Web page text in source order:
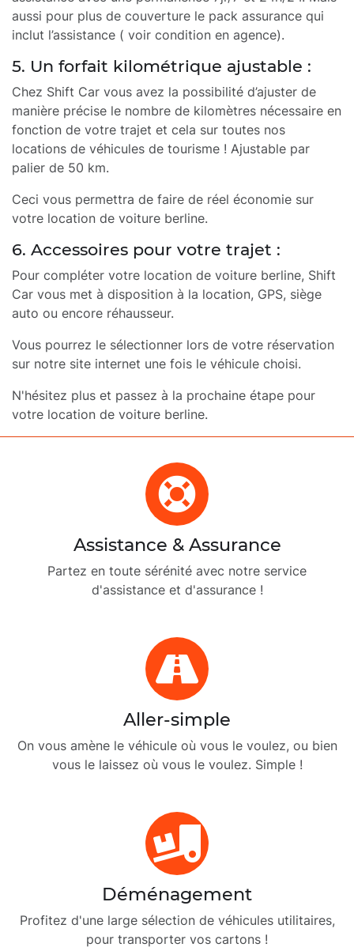
aussi pour plus de couverture le pack assurance qui
inclut l’assistance ( voir condition en agence).
5. Un forfait kilométrique ajustable :
Chez Shift Car vous avez la possibilité d’ajuster de
manière précise le nombre de kilomètres nécessaire en
fonction de votre trajet et cela sur toutes nos
locations de véhicules de tourisme ! Ajustable par
palier de 50 km.
Ceci vous permettra de faire de réel économie sur
votre location de voiture berline.
6. Accessoires pour votre trajet :
Pour compléter votre location de voiture berline, Shift
Car vous met à disposition à la location, GPS, siège
auto ou encore réhausseur.
Vous pourrez le sélectionner lors de votre réservation
sur notre site internet une fois le véhicule choisi.
N'hésitez plus et passez à la prochaine étape pour
votre location de voiture berline.
Assistance & Assurance
Partez en toute sérénité avec notre service
d'assistance et d'assurance !
Aller-simple
On vous amène le véhicule où vous le voulez, ou bien
vous le laissez où vous le voulez. Simple !
Déménagement
Profitez d'une large sélection de véhicules utilitaires,
pour transporter vos cartons !